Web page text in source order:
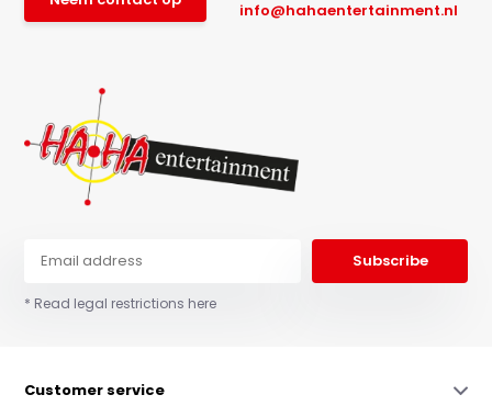
info@hahaentertainment.nl
Subscribe
* Read legal restrictions here
Customer service